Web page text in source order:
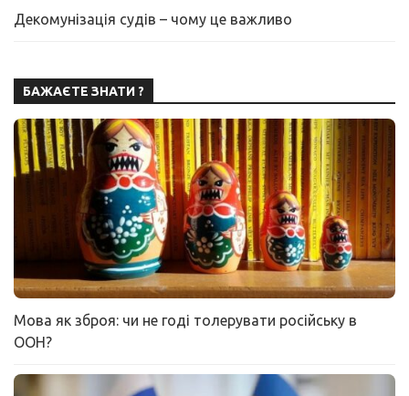
Декомунізація судів – чому це важливо
БАЖАЄТЕ ЗНАТИ ?
Мова як зброя: чи не годі толерувати російську в
ООН?